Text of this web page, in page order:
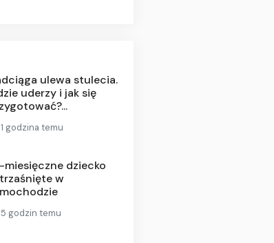
ulewa stulecia.
uderzy i jak się
1 godzina temu
miesięczne dziecko
w
5 godzin temu